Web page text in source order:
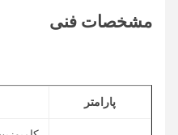
مشخصات فنی
پارامتر